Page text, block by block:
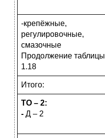
-крепёжные,
регулировочные,
смазочные
Продолжение таблицы
1.18
Итого:
ТО – 2:
- Д – 2